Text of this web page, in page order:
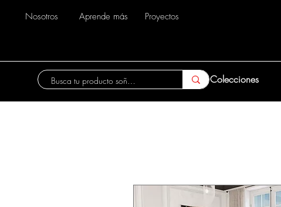
Nosotros Aprende más Proyectos
Colecciones